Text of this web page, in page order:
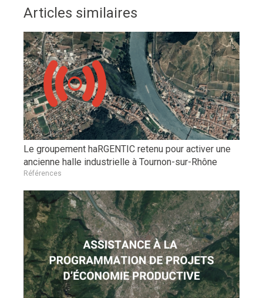
Articles similaires
Le groupement haRGENTIC retenu pour activer une
ancienne halle industrielle à Tournon-sur-Rhône
Références